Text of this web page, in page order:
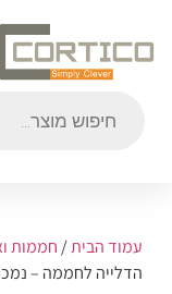
עמוד הבית/חממות
הדלייה לחממה –